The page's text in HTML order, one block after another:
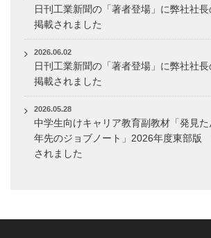
日刊工業新聞の「著者登場」に弊社社
掲載されました
2026.06.02
日刊工業新聞の「著者登場」に弊社社
掲載されました
2026.05.28
中学生向けキャリア教育副教材「発見
年先のジョブノート」2026年度東部版
されました